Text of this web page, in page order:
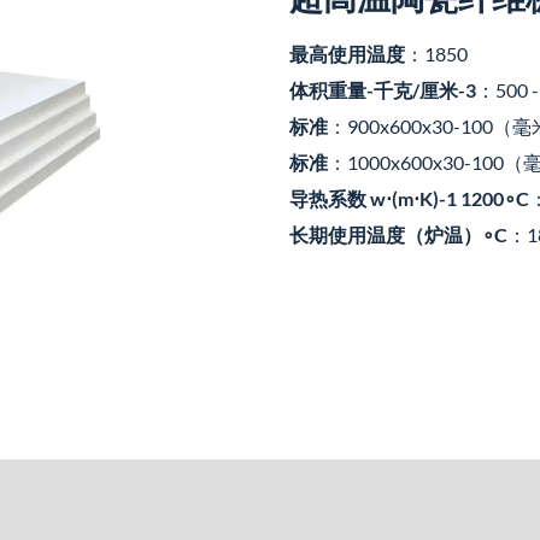
最高使用温度 ：1850
体积重量-千克/厘米-3 ：500
标准 ：900x600x30-100（毫
标准 ：1000x600x30-100（毫
导热系数 w⋅(m⋅K)-1 1200∘C
长期使用温度（炉温）∘C ：